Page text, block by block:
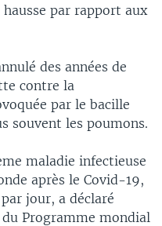
par rapport aux
des années de
contre la
par le bacille
souvent les poumons.
maladie infectieuse
après le Covid-19,
jour, a déclaré
Programme mondial